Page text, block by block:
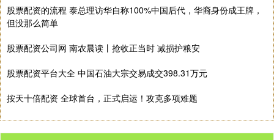
股票配资的流程 泰总理访华自称100%中国后代，华裔身份成王牌，
但没那么简单
股票配资公司网 南农晨读丨抢收正当时 减损护粮安
股票配资平台大全 中国石油大宗交易成交398.31万元
按天十倍配资 全球首台，正式启运！攻克多项难题